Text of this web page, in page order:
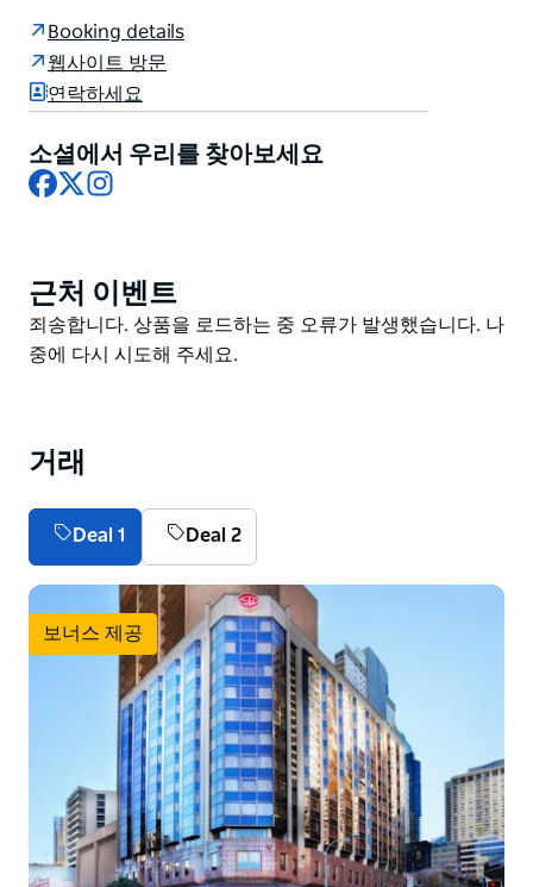
Metro Hotel Marlow Sydney Central에 머무는 동안 시
드니의 모든 경이로움을 가까이에서 볼 수 있습니다.
Darling Harbour, Cockle Bay Wharf, The Star 차이나
타운, World Square 쇼핑 센터, Paddy's Markets,
Oxford Street 도시의 식당 및 영화관 지역의 흥분에서
Booking details
웹사이트 방문
연락하세요
소셜에서 우리를 찾아보세요
Facebook
X
Product
List
근처 이벤트
Product
List
죄송합니다. 상품을 로드하는 중 오류가 발생했습니다. 나
중에 다시 시도해 주세요.
거래
Deal 1 Deal 2
보너스 제공